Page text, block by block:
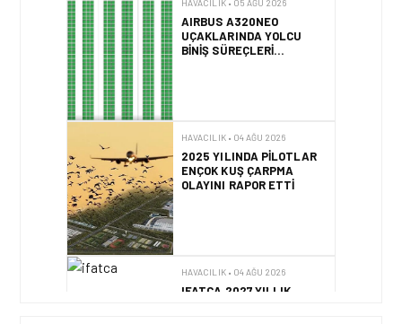
HAVACILIK • 05 AĞU 2026
AIRBUS A320NEO
UÇAKLARINDA YOLCU
BINIŞ SÜREÇLERI
HAVACILIK • 04 AĞU 2026
2025 YILINDA PILOTLAR
ENÇOK KUŞ ÇARPMA
OLAYINI RAPOR ETTI
HAVACILIK • 04 AĞU 2026
IFATCA 2027 YILLIK